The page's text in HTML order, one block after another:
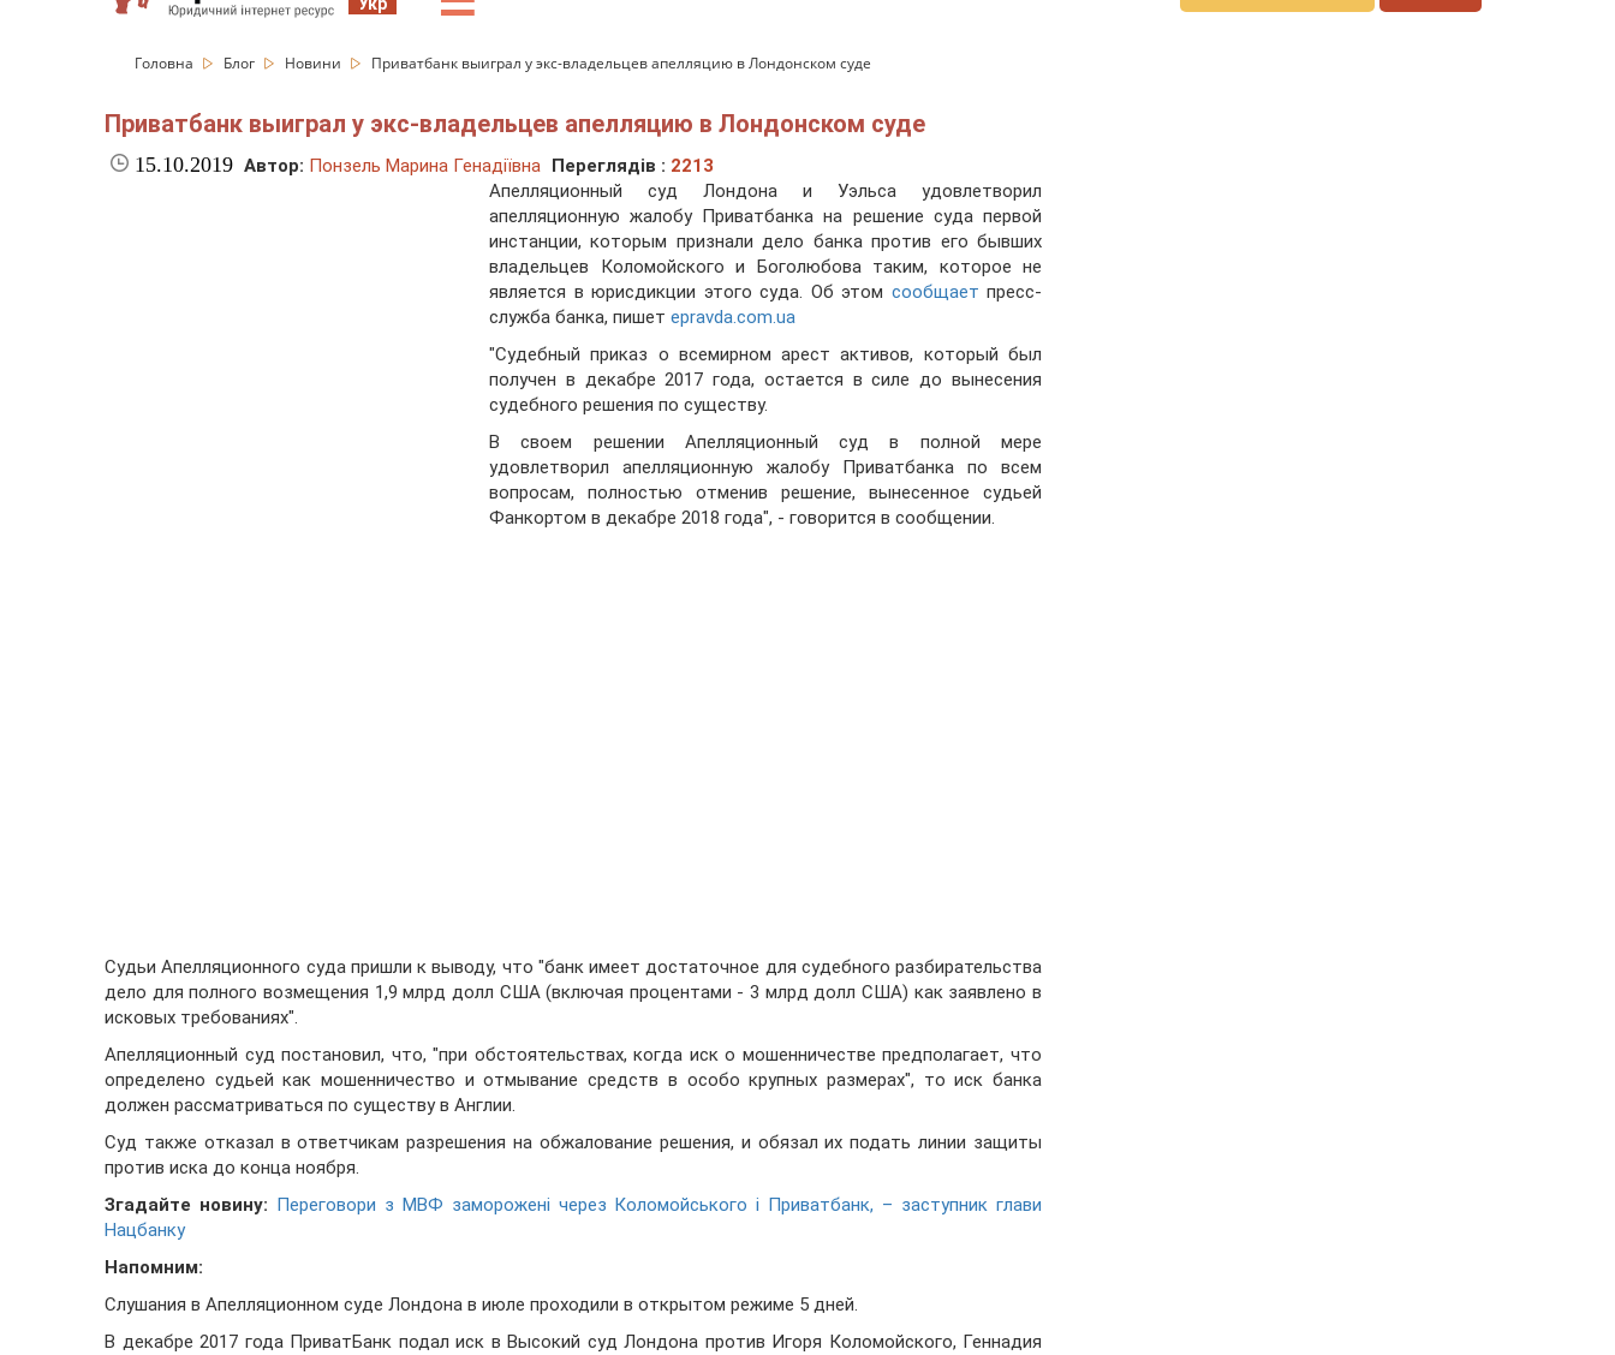
Головна Блог Новини Приватбанк выиграл у экс-владельцев апелляцию в Лондонском суде
Приватбанк выиграл у экс-владельцев апелляцию в Лондонском суде
15.10.2019 Автор: Понзель Марина Генадіївна Переглядів : 2213
Апелляционный суд Лондона и Уэльса удовлетворил
апелляционную жалобу Приватбанка на решение суда первой
инстанции, которым признали дело банка против его бывших
владельцев Коломойского и Боголюбова таким, которое не
является в юрисдикции этого суда. Об этом сообщает пресс-
служба банка, пишет epravda.com.ua
"Судебный приказ о всемирном арест активов, который был
получен в декабре 2017 года, остается в силе до вынесения
судебного решения по существу.
В своем решении Апелляционный суд в полной мере
удовлетворил апелляционную жалобу Приватбанка по всем
вопросам, полностью отменив решение, вынесенное судьей
Фанкортом в декабре 2018 года", - говорится в сообщении.
Судьи Апелляционного суда пришли к выводу, что "банк имеет достаточное для судебного разбирательства
дело для полного возмещения 1,9 млрд долл США (включая процентами - 3 млрд долл США) как заявлено в
исковых требованиях".
Апелляционный суд постановил, что, "при обстоятельствах, когда иск о мошенничестве предполагает, что
определено судьей как мошенничество и отмывание средств в особо крупных размерах", то иск банка
должен рассматриваться по существу в Англии.
Суд также отказал в ответчикам разрешения на обжалование решения, и обязал их подать линии защиты
против иска до конца ноября.
Згадайте новину:
Переговори з МВФ заморожені через Коломойського і Приватбанк, – заступник глави
Нацбанку
Напомним:
Слушания в Апелляционном суде Лондона в июле проходили в открытом режиме 5 дней.
В декабре 2017 года ПриватБанк подал иск в Высокий суд Лондона против Игоря Коломойского, Геннадия